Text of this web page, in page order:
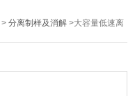
>分离制样及消解 >大容量低速离